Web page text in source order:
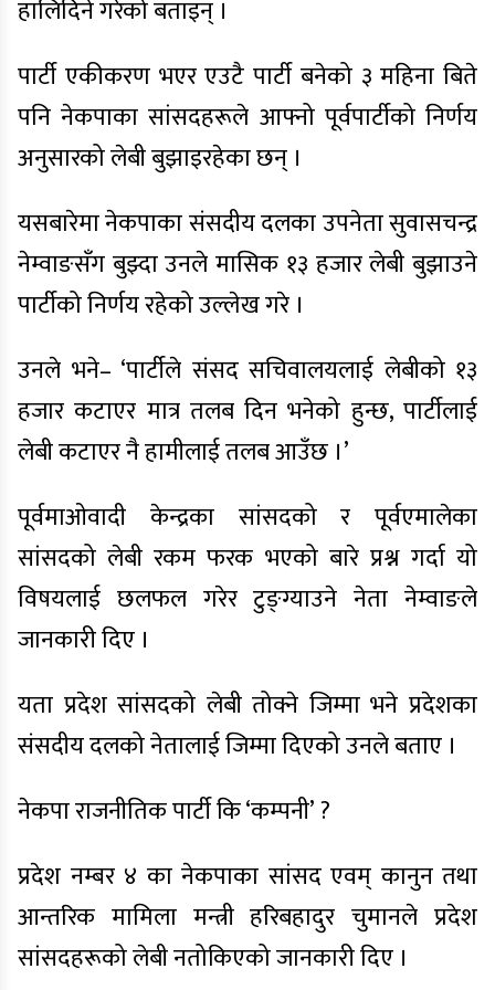
हालिदिने गरेको बताइन् ।
पार्टी एकीकरण भएर एउटै पार्टी बनेको ३ महिना बिते
पनि नेकपाका सांसदहरूले आफ्नो पूर्वपार्टीको निर्णय
अनुसारको लेबी बुझाइरहेका छन् ।
यसबारेमा नेकपाका संसदीय दलका उपनेता सुवासचन्द्र
नेम्वाङसँग बुझ्दा उनले मासिक १३ हजार लेबी बुझाउने
पार्टीको निर्णय रहेको उल्लेख गरे ।
उनले भने– ‘पार्टीले संसद सचिवालयलाई लेबीको १३
हजार कटाएर मात्र तलब दिन भनेको हुन्छ, पार्टीलाई
लेबी कटाएर नै हामीलाई तलब आउँछ ।’
पूर्वमाओवादी केन्द्रका सांसदको र पूर्वएमालेका
सांसदको लेबी रकम फरक भएको बारे प्रश्न गर्दा यो
विषयलाई छलफल गरेर टुङ्ग्याउने नेता नेम्वाङले
जानकारी दिए ।
यता प्रदेश सांसदको लेबी तोक्ने जिम्मा भने प्रदेशका
संसदीय दलको नेतालाई जिम्मा दिएको उनले बताए ।
नेकपा राजनीतिक पार्टी कि ‘कम्पनी’ ?
प्रदेश नम्बर ४ का नेकपाका सांसद एवम् कानुन तथा
आन्तरिक मामिला मन्त्री हरिबहादुर चुमानले प्रदेश
सांसदहरूको लेबी नतोकिएको जानकारी दिए ।